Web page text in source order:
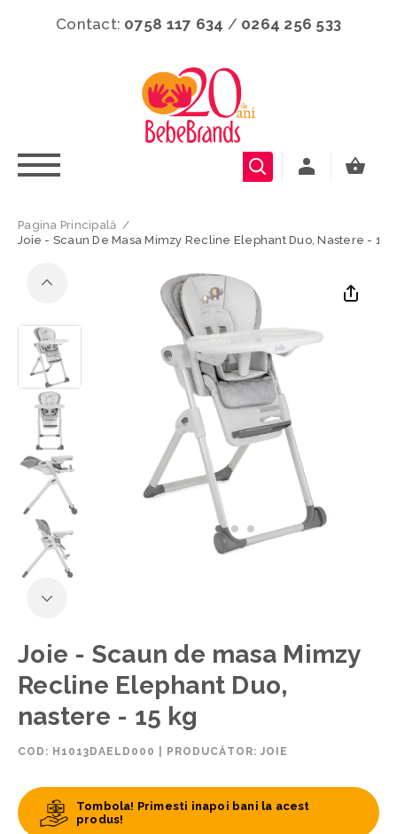
Contact: 0758 117 634 / 0264 256 533
Pagina Principală /
Joie - Scaun De Masa Mimzy Recline Elephant Duo, Nastere - 15
Joie - Scaun de masa Mimzy
Recline Elephant Duo,
nastere - 15 kg
COD: H1013DAELD000 PRODUCĂTOR: JOIE
Tombola! Primesti inapoi bani la acest
produs!